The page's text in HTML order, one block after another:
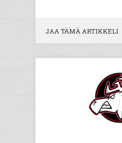
JAA TÄMÄ ARTIKKELI